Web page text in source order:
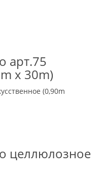
арт.75
x 30m)
целлюлозное